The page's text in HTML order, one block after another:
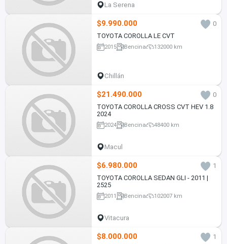
La Serena
$9.990.000
0
TOYOTA COROLLA LE CVT
2015 Bencina 132000 km
Chillán
$21.490.000
0
TOYOTA COROLLA CROSS CVT HEV 1.8
2024
2024 Bencina 48400 km
Macul
$6.980.000
1
TOYOTA COROLLA SEDAN GLI - 2011 |
2525
2011 Bencina 102007 km
Vitacura
$8.000.000
1